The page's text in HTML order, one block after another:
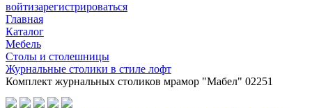
войтизарегистрироваться
Главная
Каталог
Мебель
Столы и столешницы
Журнальные столики в стиле лофт
Комплект журнальных столиков мрамор "Мабел" 02251